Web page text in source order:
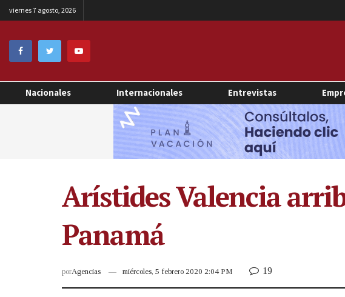
viernes 7 agosto, 2026
Nacionales Internacionales Entrevistas
Arístides Valencia
Panamá
porAgencias miércoles, 5 febrero 2020 2:04 PM 19